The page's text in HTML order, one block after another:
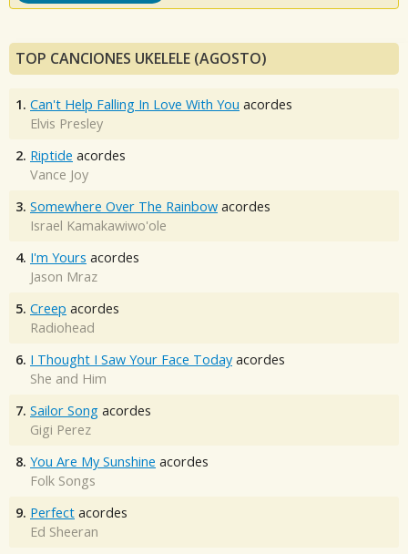
TOP CANCIONES UKELELE (AGOSTO)
1. Can't Help Falling In Love With You acordes
Elvis Presley
2. Riptide acordes
Vance Joy
3. Somewhere Over The Rainbow acordes
Israel Kamakawiwo'ole
4. I'm Yours acordes
Jason Mraz
5. Creep acordes
Radiohead
6. I Thought I Saw Your Face Today acordes
She and Him
7. Sailor Song acordes
Gigi Perez
8. You Are My Sunshine acordes
Folk Songs
9. Perfect acordes
Ed Sheeran